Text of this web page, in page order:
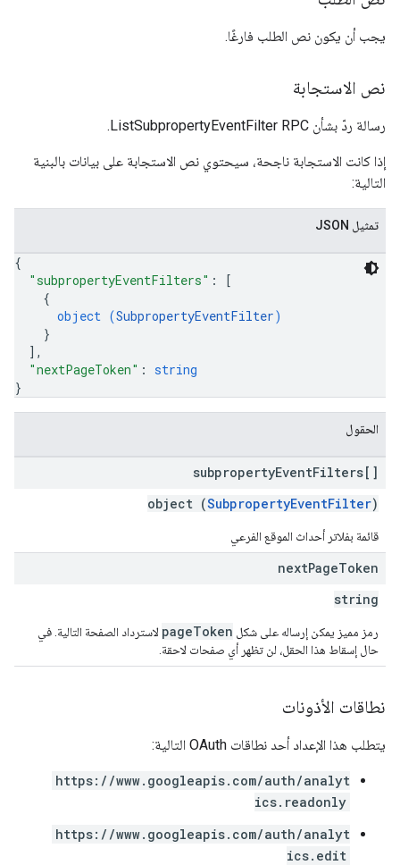
يجب أن يكون نص الطلب فارغًا.
نص الاستجابة
رسالة ردّ بشأن ListSubpropertyEventFilter RPC.
إذا كانت الاستجابة ناجحة، سيحتوي نص الاستجابة على بيانات بالبنية
التالية:
تمثيل JSON
{
"subpropertyEventFilters" :
[
{
object (SubpropertyEventFilter)
}
] ,
"nextPageToken" : string
}
الحقول
subpropertyEventFilters[]
object (SubpropertyEventFilter)
قائمة بفلاتر أحداث الموقع الفرعي
nextPageToken
string
رمز مميز يمكن إرساله على شكل pageToken لاسترداد الصفحة التالية. في
حال إسقاط هذا الحقل، لن تظهر أي صفحات لاحقة.
نطاقات الأذونات
يتطلب هذا الإعداد أحد نطاقات OAuth التالية:
https://www.googleapis.com/auth/analyt
ics.readonly
https://www.googleapis.com/auth/analyt
ics.edit